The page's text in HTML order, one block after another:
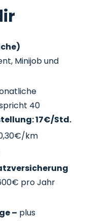
Minijob und
40
17€/Std.
km
pro Jahr
– plus